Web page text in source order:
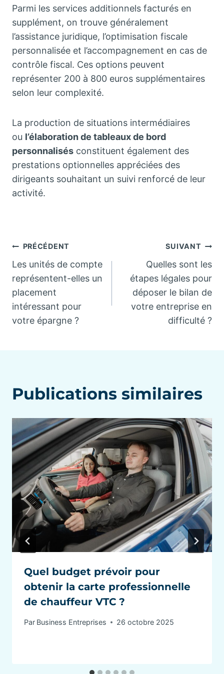
Parmi les services additionnels facturés en
supplément, on trouve généralement
l’assistance juridique, l’optimisation fiscale
personnalisée et l’accompagnement en cas de
contrôle fiscal. Ces options peuvent
représenter 200 à 800 euros supplémentaires
selon leur complexité.
La production de situations intermédiaires
ou l’élaboration de tableaux de bord
personnalisés constituent également des
prestations optionnelles appréciées des
dirigeants souhaitant un suivi renforcé de leur
activité.
Navigation
de
l’article
PRÉCÉDENT
Les unités de compte
représentent-elles un
placement
intéressant pour
votre épargne ?
SUIVANT
Quelles sont les
étapes légales pour
déposer le bilan de
votre entreprise en
difficulté ?
Publications similaires
Quel budget prévoir pour
obtenir la carte professionnelle
de chauffeur VTC ?
Par Business Entreprises 26 octobre 2025